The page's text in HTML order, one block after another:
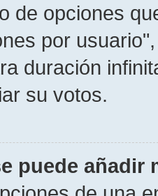
de opciones
por
duración
su votos.
puede añadir